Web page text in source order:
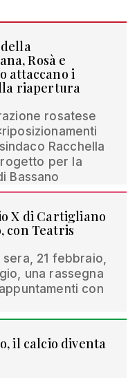
Rosà e
attaccano i
riapertura
rosatese
Racchella
per la
Bassano
X di Cartigliano
con Teatris
sera, 21 febbraio,
una rassegna
con
il calcio diventa